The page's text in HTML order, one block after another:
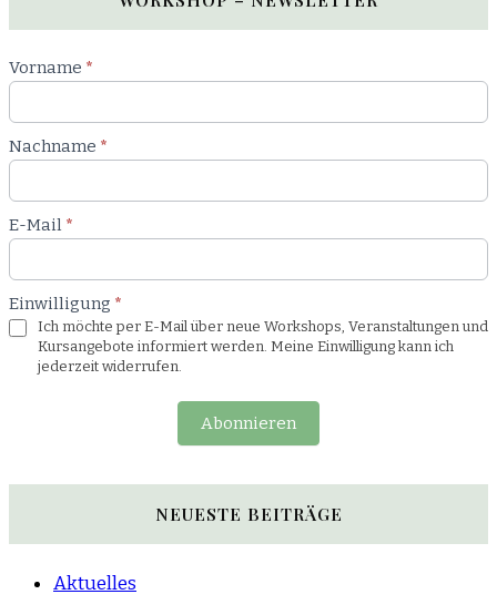
Newsletter
Workshop
Vorname *
Nachname *
E-Mail *
Einwilligung *
Ich möchte per E-Mail über neue Workshops, Veranstaltungen und
Kursangebote informiert werden. Meine Einwilligung kann ich
jederzeit widerrufen.
Abonnieren
NEUESTE BEITRÄGE
Aktuelles